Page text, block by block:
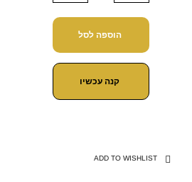
הוספה לסל
קנה עכשיו
ADD TO WISHLIST